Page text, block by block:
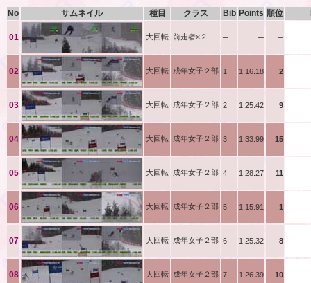
No サムネイル 種目 クラス Bib Points 順位
01 大回転 前走者×２ ─ ─ ─
02 大回転 成年女子２部 1 1:16.18 2
03 大回転 成年女子２部 2 1:25.42 9
04 大回転 成年女子２部 3 1:33.99 15
05 大回転 成年女子２部 4 1:28.27 11
06 大回転 成年女子２部 5 1:15.91 1
07 大回転 成年女子２部 6 1:25.32 8
08 大回転 成年女子２部 7 1:26.39 10